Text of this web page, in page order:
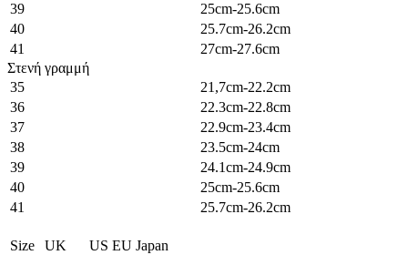
39
25cm-25.6cm
40
25.7cm-26.2cm
41
27cm-27.6cm
Στενή γραμμή
35
21,7cm-22.2cm
36
22.3cm-22.8cm
37
22.9cm-23.4cm
38
23.5cm-24cm
39
24.1cm-24.9cm
40
25cm-25.6cm
41
25.7cm-26.2cm
Size UK US EU Japan